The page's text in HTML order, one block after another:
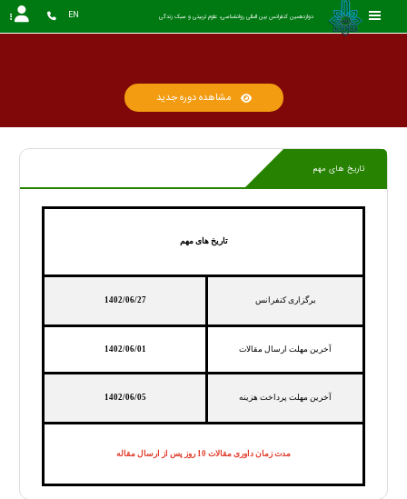
دوازدهمین کنفرانس بین المللی روانشناسی، علوم تربیتی و سبک زندگی EN
مشاهده دوره جدید
تاریخ های مهم
تاریخ های مهم
برگزاری کنفرانس 1402/06/27
آخرین مهلت ارسال مقالات 1402/06/01
آخرین مهلت پرداخت هزینه 1402/06/05
مدت زمان داوری مقالات 10 روز پس از ارسال مقاله